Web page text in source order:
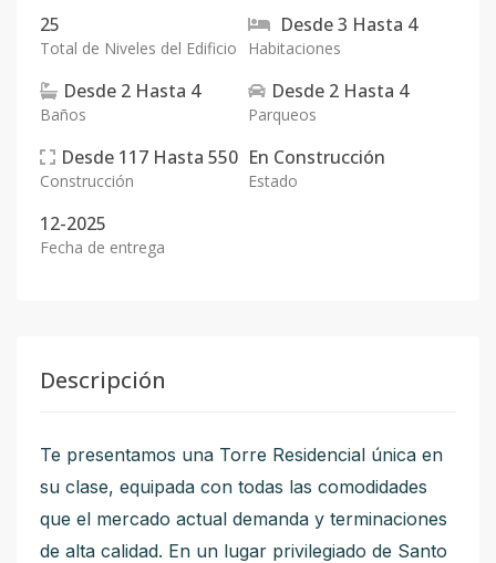
25
Total de Niveles del Edificio
Desde3 Hasta 4
Habitaciones
Desde 2 Hasta 4
Baños
Desde 2 Hasta 4
Parqueos
Desde 117 Hasta 550
Construcción
En Construcción
Estado
12-2025
Fecha de entrega
Descripción
Te presentamos una Torre Residencial única en
su clase, equipada con todas las comodidades
que el mercado actual demanda y terminaciones
de alta calidad. En un lugar privilegiado de Santo